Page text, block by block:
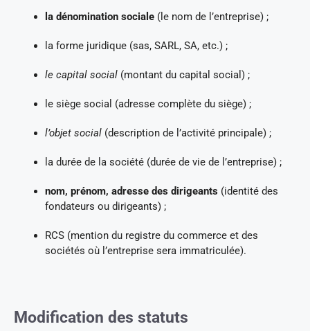
la dénomination sociale (le nom de l’entreprise) ;
la forme juridique (sas, SARL, SA, etc.) ;
le capital social (montant du capital social) ;
le siège social (adresse complète du siège) ;
l’objet social (description de l’activité principale) ;
la durée de la société (durée de vie de l’entreprise) ;
nom, prénom, adresse des dirigeants (identité des
fondateurs ou dirigeants) ;
RCS (mention du registre du commerce et des
sociétés où l’entreprise sera immatriculée).
Modification des statuts